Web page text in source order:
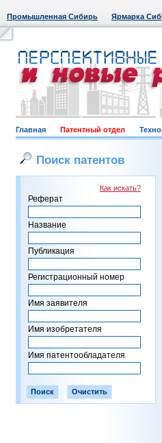
Промышленная Сибирь Ярмарка
Главная Патентный отдел
Поиск патентов
Как искать?
Реферат
Название
Публикация
Регистрационный номер
Имя заявителя
Имя изобретателя
Имя патентообладателя